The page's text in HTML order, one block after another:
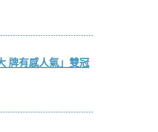
牌有感人氣」雙冠